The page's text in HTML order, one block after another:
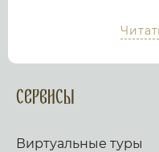
мы дадим людям
храм или дольмен
помощь в
упокой в
Сервисы
Виртуальные туры